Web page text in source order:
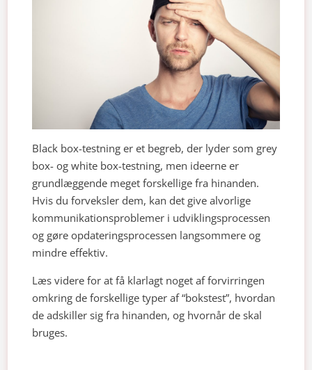
Black box-testning er et begreb, der lyder som grey
box- og white box-testning, men ideerne er
grundlæggende meget forskellige fra hinanden.
Hvis du forveksler dem, kan det give alvorlige
kommunikationsproblemer i udviklingsprocessen
og gøre opdateringsprocessen langsommere og
mindre effektiv.
Læs videre for at få klarlagt noget af forvirringen
omkring de forskellige typer af “bokstest”, hvordan
de adskiller sig fra hinanden, og hvornår de skal
bruges.